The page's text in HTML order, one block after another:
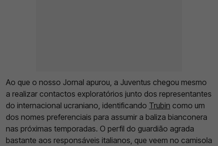
Ao que o nosso Jornal apurou, a Juventus chegou mesmo
a realizar contactos exploratórios junto dos representantes
do internacional ucraniano, identificando Trubin como um
dos nomes preferenciais para assumir a baliza bianconera
nas próximas temporadas. O perfil do guardião agrada
bastante aos responsáveis italianos, que veem no camisola